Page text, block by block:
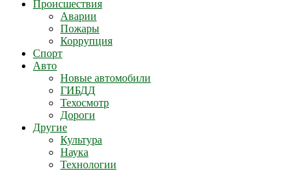
Происшествия
Аварии
Пожары
Коррупция
Спорт
Авто
Новые автомобили
ГИБДД
Техосмотр
Дороги
Другие
Культура
Наука
Технологии